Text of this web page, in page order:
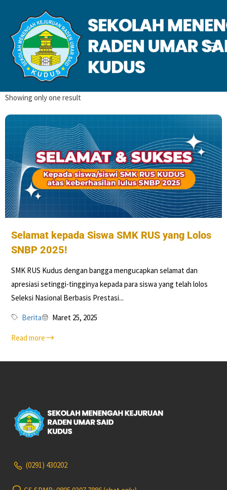
snbp
HomePosts tagged “snbp”
Showing only one result
Selamat kepada Siswa SMK RUS yang Lolos
SNBP 2025!
SMK RUS Kudus dengan bangga mengucapkan selamat dan
apresiasi setinggi-tingginya kepada para siswa yang telah lolos
Seleksi Nasional Berbasis Prestasi...
Berita Maret 25, 2025
Read more
(0291) 430202